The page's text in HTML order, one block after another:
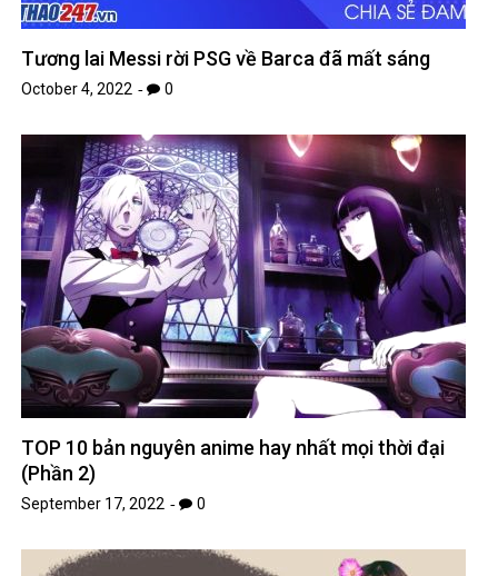
Tương lai Messi rời PSG về Barca đã mất sáng
October 4, 2022 0
TOP 10 bản nguyên anime hay nhất mọi thời đại
(Phần 2)
September 17, 2022 0